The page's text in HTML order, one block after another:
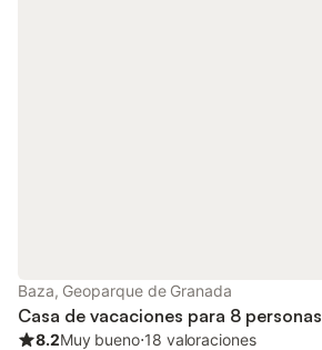
Baza, Geoparque de Granada
Casa de vacaciones para 8 personas
8.2Muy bueno⋅18 valoraciones